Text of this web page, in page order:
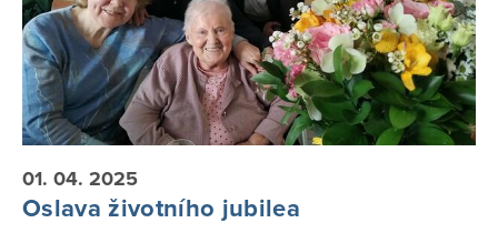
01. 04. 2025
Oslava životního jubilea